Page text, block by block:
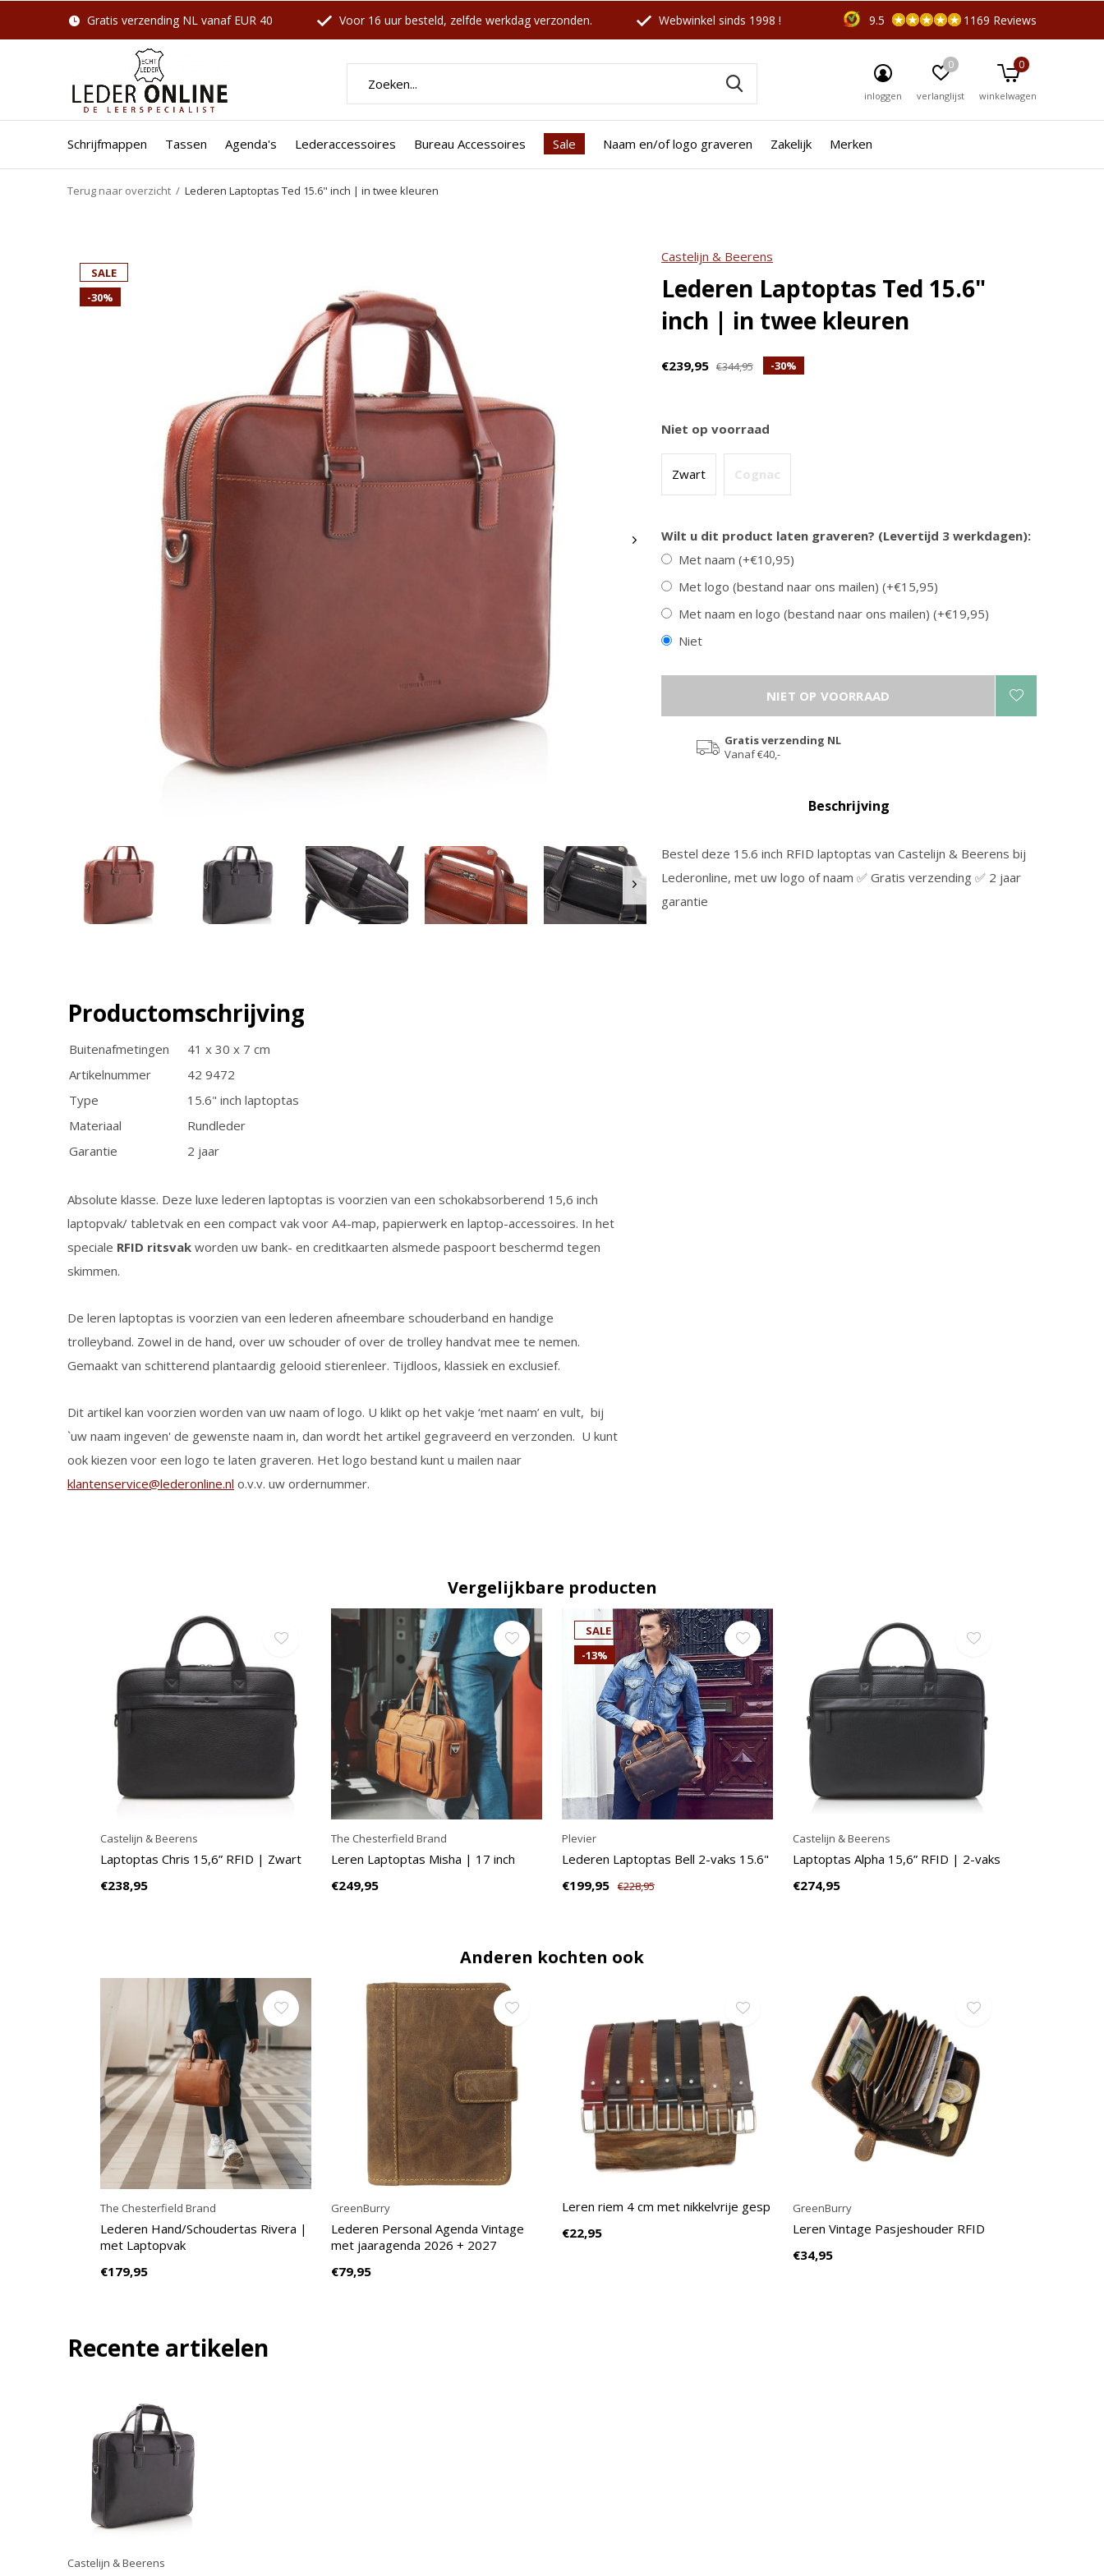
Schrijfmappen Tassen Agenda's Lederaccessoires Bureau Accessoires Sale Naam en/of logo graveren Zakelijk Merken
inloggen verlanglijst
0
winkelwagen
0
Gratis verzending NL vanaf EUR 40 Voor 16 uur besteld, zelfde werkdag verzonden. Webwinkel sinds 1998 ! 9.5 1169 Reviews
Terug naar overzicht Lederen Laptoptas Ted 15.6" inch | in twee kleuren
SALE
-27%
Lederen schrijfmap A4 | ritssluiting en
GreenBurry
Leren schrijfmap A4 met ritssluiting
Leren laptopbag /damestas Doris | in
twee kleuren
A5 schrijfmap met schrijfblok - diverse
kleuren
SALE
-30%
Castelijn & Beerens
Lederen Laptoptas Ted 15.6"
inch | in twee kleuren
€239,95 €344,95 -30%
Niet op voorraad
Zwart Cognac
Wilt u dit product laten graveren? (Levertijd 3 werkdagen):
Met naam (+€10,95)
Met logo (bestand naar ons mailen) (+€15,95)
Met naam en logo (bestand naar ons mailen) (+€19,95)
Niet
NIET OP VOORRAAD
Gratis verzending NL
Vanaf €40,-
Beschrijving
Bestel deze 15.6 inch RFID laptoptas van Castelijn & Beerens bij
Lederonline, met uw logo of naam ✅ Gratis verzending ✅ 2 jaar
garantie
Productomschrijving
Buitenafmetingen
41 x 30 x 7 cm
Artikelnummer
42 9472
Type
15.6" inch laptoptas
Materiaal
Rundleder
Garantie
2 jaar
Absolute klasse. Deze luxe lederen laptoptas is voorzien van een schokabsorberend 15,6 inch
laptopvak/ tabletvak en een compact vak voor A4-map, papierwerk en laptop-accessoires. In het
speciale RFID ritsvak worden uw bank- en creditkaarten alsmede paspoort beschermd tegen
skimmen.
De leren laptoptas is voorzien van een lederen afneembare schouderband en handige
trolleyband. Zowel in de hand, over uw schouder of over de trolley handvat mee te nemen.
Gemaakt van schitterend plantaardig gelooid stierenleer. Tijdloos, klassiek en exclusief.
Dit artikel kan voorzien worden van uw naam of logo. U klikt op het vakje ‘met naam’ en vult, bij
`uw naam ingeven' de gewenste naam in, dan wordt het artikel gegraveerd en verzonden. U kunt
ook kiezen voor een logo te laten graveren. Het logo bestand kunt u mailen naar
klantenservice@lederonline.nl o.v.v. uw ordernummer.
Vergelijkbare producten
Castelijn & Beerens
Laptoptas Chris 15,6” RFID | Zwart
€238,95
The Chesterfield Brand
Leren Laptoptas Misha | 17 inch
€249,95
SALE
-13%
Plevier
Lederen Laptoptas Bell 2-vaks 15.6"
€199,95 €228,95
Castelijn & Beerens
Laptoptas Alpha 15,6” RFID | 2-vaks
€274,95
Anderen kochten ook
The Chesterfield Brand
Lederen Hand/Schoudertas Rivera |
met Laptopvak
€179,95
GreenBurry
Lederen Personal Agenda Vintage
met jaaragenda 2026 + 2027
€79,95
Leren riem 4 cm met nikkelvrije gesp
€22,95
GreenBurry
Leren Vintage Pasjeshouder RFID
€34,95
Recente artikelen
Castelijn & Beerens